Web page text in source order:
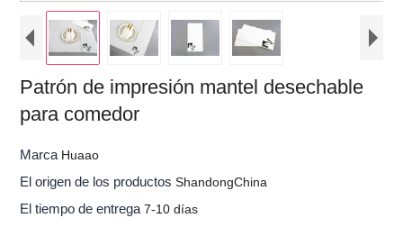
Patrón de impresión mantel desechable
para comedor
Marca Huaao
El origen de los productosShandongChina
El tiempo de entrega7-10 días